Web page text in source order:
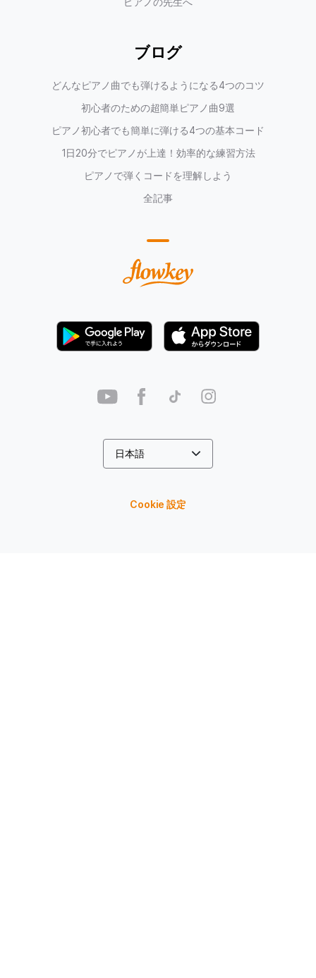
Cookie 設定
ブログ
どんなピアノ曲でも弾けるようになる4つのコツ
初心者のための超簡単ピアノ曲9選
ピアノ初心者でも簡単に弾ける4つの基本コード
1日20分でピアノが上達！効率的な練習方法
ピアノで弾くコードを理解しよう
全記事